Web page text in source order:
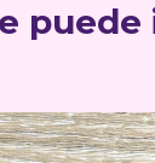
puede